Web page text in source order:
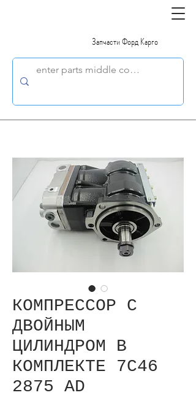
Запчасти Форд Карго
КОМПРЕССОР С
ДВОЙНЫМ
ЦИЛИНДРОМ В
КОМПЛЕКТЕ 7C46
2875 AD